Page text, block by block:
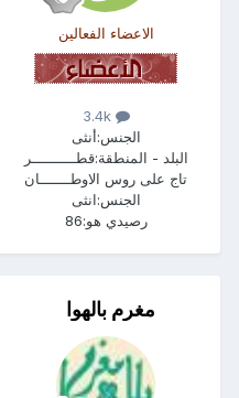
الاعضاء الفعالين
3.4k
الجنس:أنثى
البلد - المنطقة:قطــــــــــر
تاج على روس الاوطـــــــان
الجنس:انثى
رصيدي هو:86
مغرم بالهوا